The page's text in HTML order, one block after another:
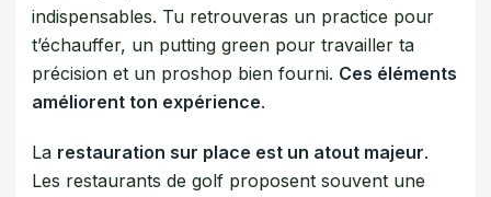
indispensables. Tu retrouveras un practice pour
t’échauffer, un putting green pour travailler ta
précision et un proshop bien fourni. Ces éléments
améliorent ton expérience.
La restauration sur place est un atout majeur.
Les restaurants de golf proposent souvent une